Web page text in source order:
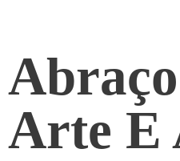
Arte E